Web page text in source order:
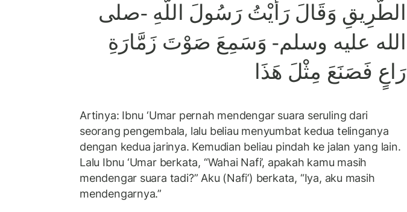
الطَّرِيقِ وَقَالَ رَأَيْتُ رَسُولَ اللَّهِ -صلى
الله عليه وسلم- وَسَمِعَ صَوْتَ زَمَّارَةِ
رَاعٍ فَصَنَعَ مِثْلَ هَذَا
Artinya: Ibnu ‘Umar pernah mendengar suara seruling dari
seorang pengembala, lalu beliau menyumbat kedua telinganya
dengan kedua jarinya. Kemudian beliau pindah ke jalan yang lain.
Lalu Ibnu ‘Umar berkata, “Wahai Nafi’, apakah kamu masih
mendengar suara tadi?” Aku (Nafi’) berkata, “Iya, aku masih
mendengarnya.”